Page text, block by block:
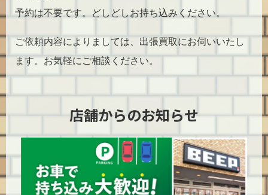
予約は不要です。どしどしお持ち込みください。
ご依頼内容によりましては、出張買取にお伺いいたし
ます。お気軽にご相談ください。
店舗からのお知らせ